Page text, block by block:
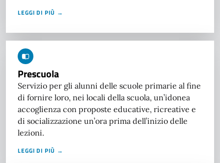
LEGGI DI PIÙ →
Prescuola
Servizio per gli alunni delle scuole primarie al fine
di fornire loro, nei locali della scuola, un’idonea
accoglienza con proposte educative, ricreative e
di socializzazione un’ora prima dell’inizio delle
lezioni.
LEGGI DI PIÙ →